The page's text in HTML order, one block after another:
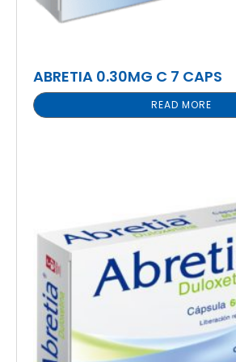
ABRETIA 0.30MG C 7 CAPS
READ MORE